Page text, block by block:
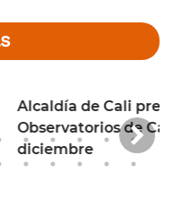
la Red de
(ROCA) este 11 de